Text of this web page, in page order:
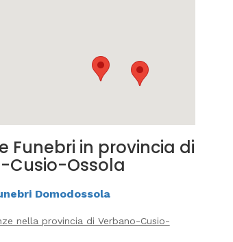
Funebri in provincia di
Cusio-Ossola
Domodossola
nella provincia di Verbano-Cusio-